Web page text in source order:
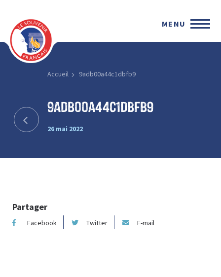
MENU
Accueil 9adb00a44c1dbfb9
9adb00a44c1dbfb9
26 mai 2022
Partager
Facebook Twitter E-mail